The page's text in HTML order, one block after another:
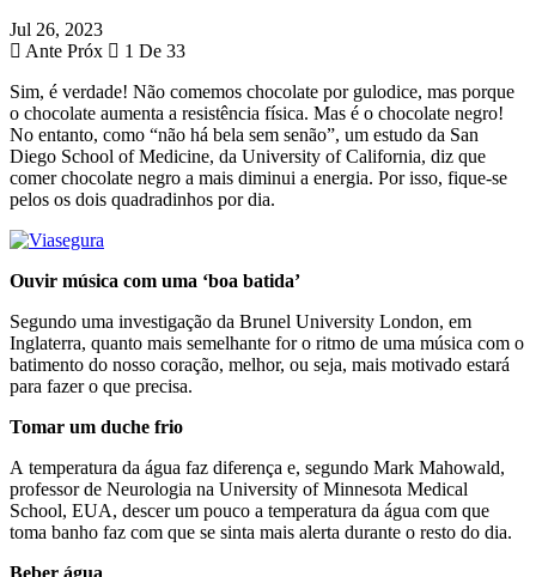
Jul 26, 2023
Ante Próx
1 De 33
Sim, é verdade! Não comemos chocolate por gulodice, mas porque
o chocolate aumenta a resistência física. Mas é o chocolate negro!
No entanto, como “não há bela sem senão”, um estudo da San
Diego School of Medicine, da University of California, diz que
comer chocolate negro a mais diminui a energia. Por isso, fique-se
pelos os dois quadradinhos por dia.
Ouvir música com uma ‘boa batida’
Segundo uma investigação da Brunel University London, em
Inglaterra, quanto mais semelhante for o ritmo de uma música com o
batimento do nosso coração, melhor, ou seja, mais motivado estará
para fazer o que precisa.
Tomar um duche frio
A temperatura da água faz diferença e, segundo Mark Mahowald,
professor de Neurologia na University of Minnesota Medical
School, EUA, descer um pouco a temperatura da água com que
toma banho faz com que se sinta mais alerta durante o resto do dia.
Beber água